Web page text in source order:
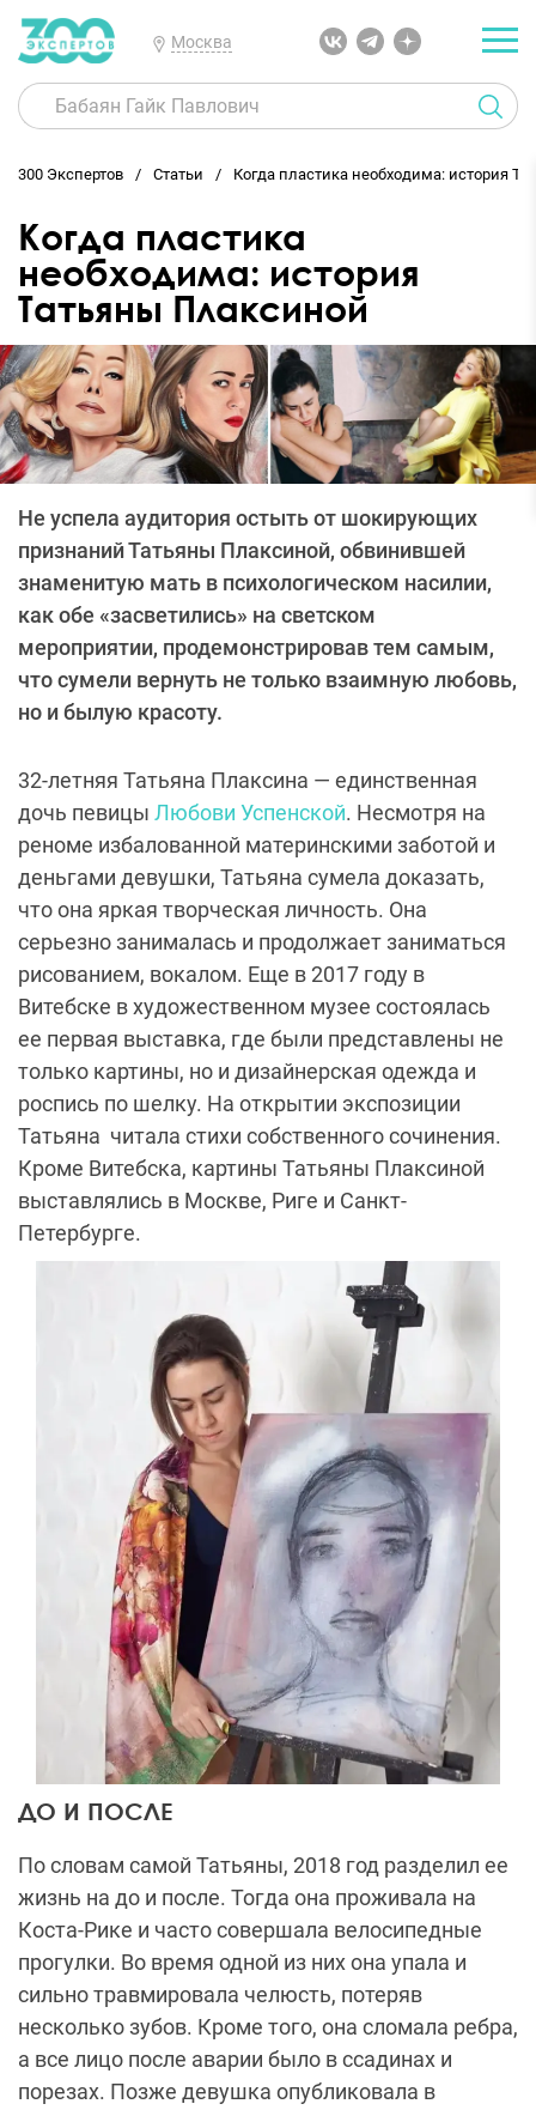
Москва
300 Экспертов Статьи Когда пластика необходима: история
Когда пластика
необходима: история
Татьяны Плаксиной
Не успела аудитория остыть от шокирующих
признаний Татьяны Плаксиной, обвинившей
знаменитую мать в психологическом насилии,
как обе «засветились» на светском
мероприятии, продемонстрировав тем самым,
что сумели вернуть не только взаимную любовь,
но и былую красоту.
32-летняя Татьяна Плаксина — единственная
дочь певицы Любови Успенской. Несмотря на
реноме избалованной материнскими заботой и
деньгами девушки, Татьяна сумела доказать,
что она яркая творческая личность. Она
серьезно занималась и продолжает заниматься
рисованием, вокалом. Еще в 2017 году в
Витебске в художественном музее состоялась
ее первая выставка, где были представлены не
только картины, но и дизайнерская одежда и
роспись по шелку. На открытии экспозиции
Татьяна читала стихи собственного сочинения.
Кроме Витебска, картины Татьяны Плаксиной
выставлялись в Москве, Риге и Санкт-
Петербурге.
ДО И ПОСЛЕ
По словам самой Татьяны, 2018 год разделил ее
жизнь на до и после. Тогда она проживала на
Коста-Рике и часто совершала велосипедные
прогулки. Во время одной из них она упала и
сильно травмировала челюсть, потеряв
несколько зубов. Кроме того, она сломала ребра,
а все лицо после аварии было в ссадинах и
порезах. Позже девушка опубликовала в